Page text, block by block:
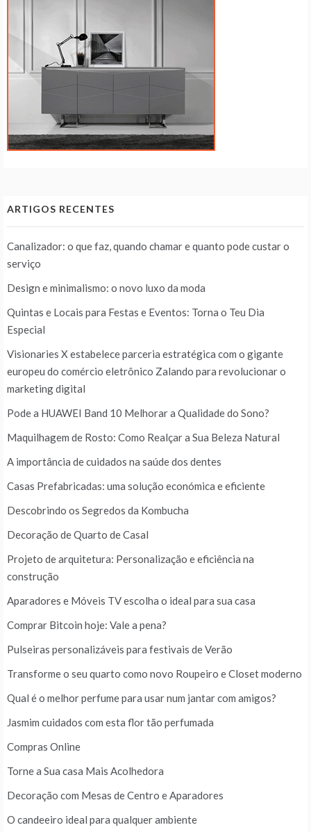
ARTIGOS RECENTES
Canalizador: o que faz, quando chamar e quanto pode custar o
serviço
Design e minimalismo: o novo luxo da moda
Quintas e Locais para Festas e Eventos: Torna o Teu Dia
Especial
Visionaries X estabelece parceria estratégica com o gigante
europeu do comércio eletrônico Zalando para revolucionar o
marketing digital
Pode a HUAWEI Band 10 Melhorar a Qualidade do Sono?
Maquilhagem de Rosto: Como Realçar a Sua Beleza Natural
A importância de cuidados na saúde dos dentes
Casas Prefabricadas: uma solução económica e eficiente
Descobrindo os Segredos da Kombucha
Decoração de Quarto de Casal
Projeto de arquitetura: Personalização e eficiência na
construção
Aparadores e Móveis TV escolha o ideal para sua casa
Comprar Bitcoin hoje: Vale a pena?
Pulseiras personalizáveis para festivais de Verão
Transforme o seu quarto como novo Roupeiro e Closet moderno
Qual é o melhor perfume para usar num jantar com amigos?
Jasmim cuidados com esta flor tão perfumada
Compras Online
Torne a Sua casa Mais Acolhedora
Decoração com Mesas de Centro e Aparadores
O candeeiro ideal para qualquer ambiente